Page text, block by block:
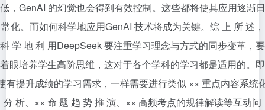
低，GenAI 的幻觉也会得到有效控制。这些都将使其应用逐渐日
常化。而如何科学地应用GenAI 技术将成为关键。综 上 所 述，
科 学 地 利 用DeepSeek 要注重学习理念与方式的同步变革，要
着眼培养学生高阶思维，这对于各个学科的学习都是适用的。即
有提升成绩的学习需求，一样需要进行类似 ×× 重点内容系统
分 析、×× 命 题 趋 势 推 演、×× 高频考点的规律解读等互动问